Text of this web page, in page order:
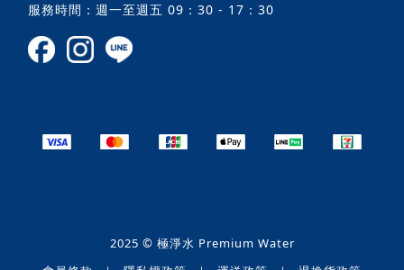
服務時間：週一至週五 09：30 - 17：30
2025 © 極淨水 Premium Water